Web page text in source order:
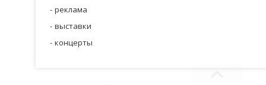
реклама
выставки
концерты